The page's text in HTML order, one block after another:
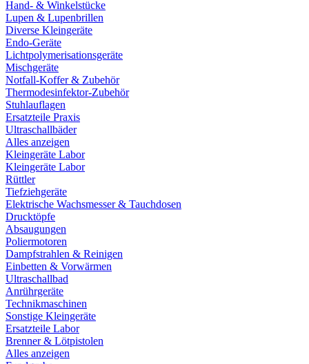
Hand- & Winkelstücke
Lupen & Lupenbrillen
Diverse Kleingeräte
Endo-Geräte
Lichtpolymerisationsgeräte
Mischgeräte
Notfall-Koffer & Zubehör
Thermodesinfektor-Zubehör
Stuhlauflagen
Ersatzteile Praxis
Ultraschallbäder
Alles anzeigen
Kleingeräte Labor
Kleingeräte Labor
Rüttler
Tiefziehgeräte
Elektrische Wachsmesser & Tauchdosen
Drucktöpfe
Absaugungen
Poliermotoren
Dampfstrahlen & Reinigen
Einbetten & Vorwärmen
Ultraschallbad
Anrührgeräte
Technikmaschinen
Sonstige Kleingeräte
Ersatzteile Labor
Brenner & Lötpistolen
Alles anzeigen